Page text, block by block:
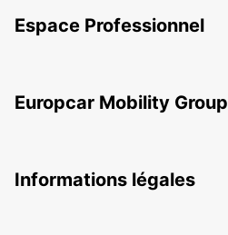
Espace Professionnel
Europcar Mobility Group
Informations légales